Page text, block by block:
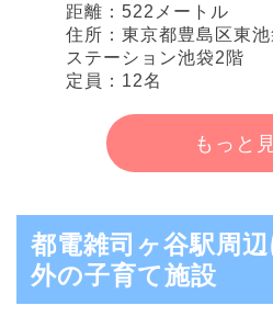
距離：522メートル
住所：東京都豊島区東
ステーション池袋2階
定員：12名
もっと
都電雑司ヶ谷駅周
外の子育て施設